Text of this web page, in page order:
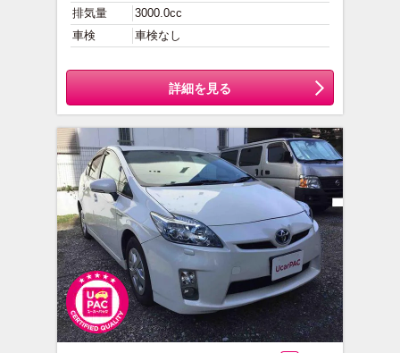
排気量
3000.0cc
車検
車検なし
詳細を見る